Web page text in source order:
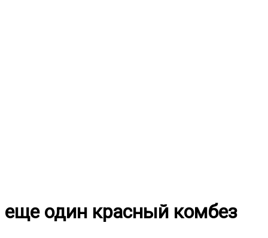
еще один красный комбез